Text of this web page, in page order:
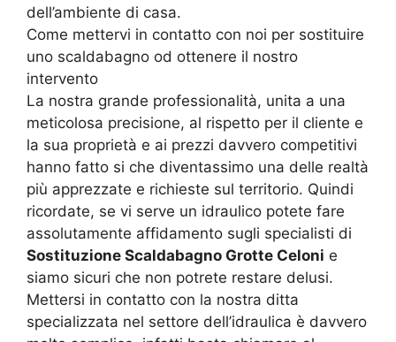
dell’ambiente di casa.
Come mettervi in contatto con noi per sostituire
uno scaldabagno od ottenere il nostro
intervento
La nostra grande professionalità, unita a una
meticolosa precisione, al rispetto per il cliente e
la sua proprietà e ai prezzi davvero competitivi
hanno fatto si che diventassimo una delle realtà
più apprezzate e richieste sul territorio. Quindi
ricordate, se vi serve un idraulico potete fare
assolutamente affidamento sugli specialisti di
Sostituzione Scaldabagno Grotte Celoni e
siamo sicuri che non potrete restare delusi.
Mettersi in contatto con la nostra ditta
specializzata nel settore dell’idraulica è davvero